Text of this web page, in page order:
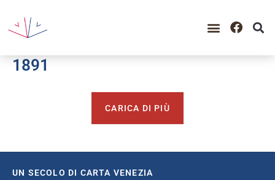
1891
CARICA DI PIÙ
UN SECOLO DI CARTA VENEZIA